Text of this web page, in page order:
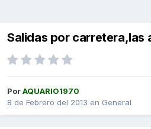
Salidas por carretera,las
PorAQUARIO1970
8 de Febrero del 2013 en General